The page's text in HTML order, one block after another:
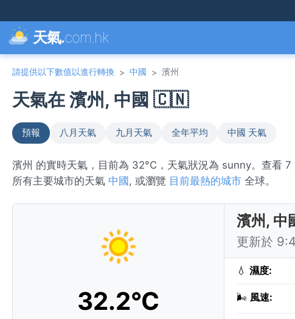
天氣.com.hk
請提供以下數值以進行轉換 > 中國 > 濱州
天氣在 濱州, 中國 🇨🇳
預報 八月天氣 九月天氣 全年平均 中國 天氣
濱州 的實時天氣，目前為 32°C，天氣狀況為 sunny。查看
所有主要城市的天氣 中國 , 或瀏覽 目前最熱的城市 全球。
32.2°C
濱州, 中
更新於
💧 濕度:
🌬️ 風速: